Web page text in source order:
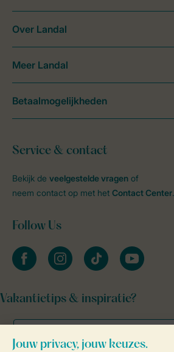
Service & contact
Bekijk de veelgestelde vragen of
neem contact op met het Contact Center.
Follow Us
facebookinstagramtiktok youtube
Vakantietips & inspiratie?
Over Landal
Meer Landal
Betaalmogelijkheden